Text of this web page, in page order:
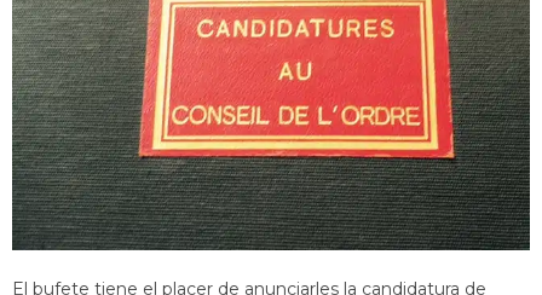
El bufete tiene el placer de anunciarles la candidatura de